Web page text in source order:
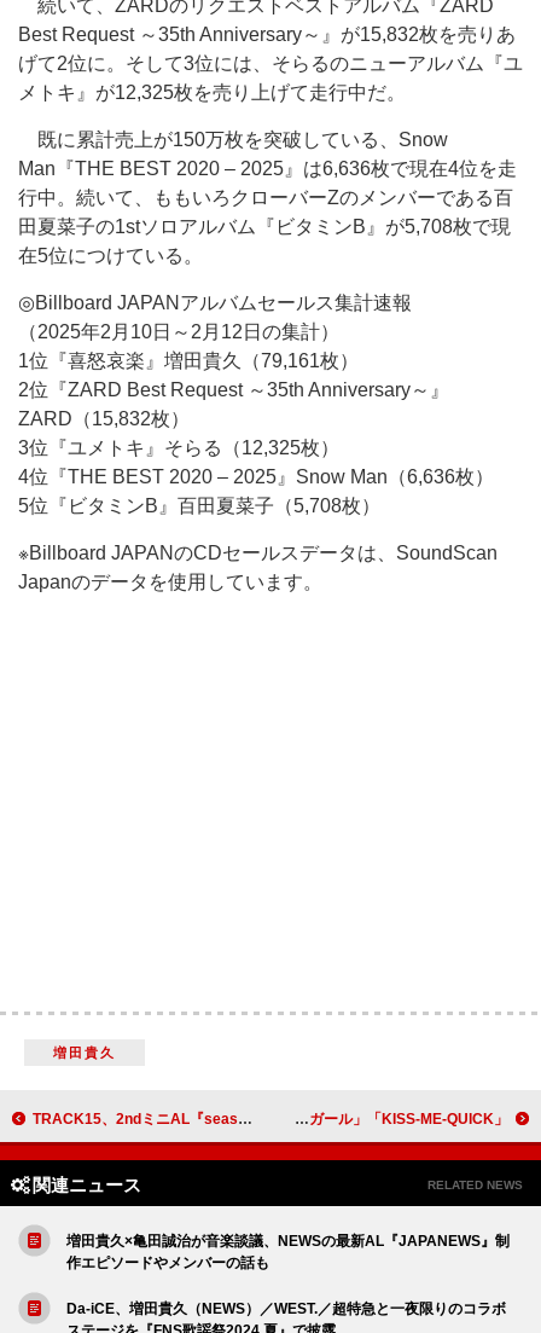
続いて、ZARDのリクエストベストアルバム『ZARD
Best Request ～35th Anniversary～』が15,832枚を売りあ
げて2位に。そして3位には、そらるのニューアルバム『ユ
メトキ』が12,325枚を売り上げて走行中だ。
既に累計売上が150万枚を突破している、Snow
Man『THE BEST 2020 – 2025』は6,636枚で現在4位を走
行中。続いて、ももいろクローバーZのメンバーである百
田夏菜子の1stソロアルバム『ビタミンB』が5,708枚で現
在5位につけている。
◎Billboard JAPANアルバムセールス集計速報
（2025年2月10日～2月12日の集計）
1位『喜怒哀楽』増田貴久（79,161枚）
2位『ZARD Best Request ～35th Anniversary～』
ZARD（15,832枚）
3位『ユメトキ』そらる（12,325枚）
4位『THE BEST 2020 – 2025』Snow Man（6,636枚）
5位『ビタミンB』百田夏菜子（5,708枚）
※Billboard JAPANのCDセールスデータは、SoundScan
Japanのデータを使用しています。
増田貴久
TRACK15、2ndミニAL『season』の中で“特に想いの強い楽曲”「告白」のMV公開 シーナ＆ロケッツ、当時のMV公開 「ベイビー・メイビー」「浮かびのピーチガール」「KISS-ME-QUICK」
関連ニュース RELATED NEWS
増田貴久×亀田誠治が音楽談議、NEWSの最新AL『JAPANEWS』制
作エピソードやメンバーの話も
Da-iCE、増田貴久（NEWS）／WEST.／超特急と一夜限りのコラボ